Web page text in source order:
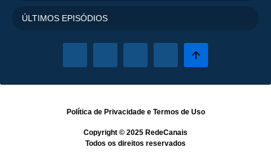
ÚLTIMOS EPISÓDIOS
Política de Privacidadee Termos de Uso
Copyright © 2025 RedeCanais
Todos os direitos reservados